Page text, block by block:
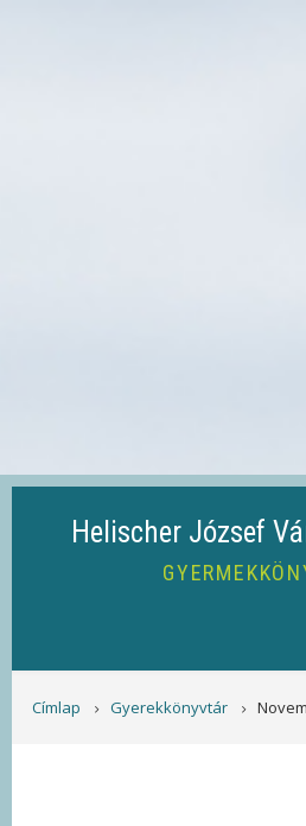
Helischer József
MORZSA
Címlap Gyerekkönyvtár